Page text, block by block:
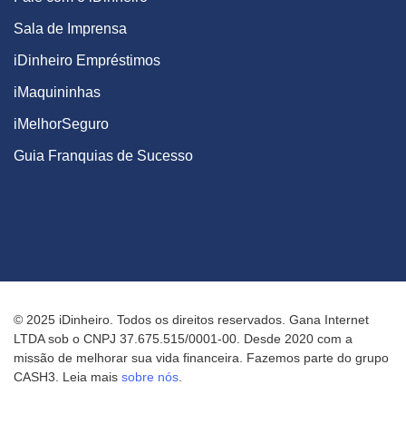
Sala de Imprensa
iDinheiro Empréstimos
iMaquininhas
iMelhorSeguro
Guia Franquias de Sucesso
© 2025 iDinheiro. Todos os direitos reservados. Gana Internet
LTDA sob o CNPJ 37.675.515/0001-00. Desde 2020 com a
missão de melhorar sua vida financeira. Fazemos parte do grupo
CASH3. Leia mais sobre nós